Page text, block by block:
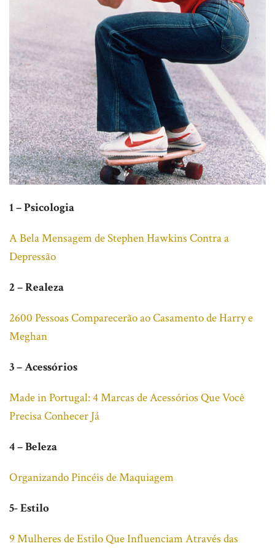
1 – Psicologia
A Bela Mensagem de Stephen Hawkins Contra a
Depressão
2 – Realeza
2600 Pessoas Comparecerão ao Casamento de Harry e
Meghan
3 – Acessórios
Made in Portugal: 4 Marcas de Acessórios Que Você
Precisa Conhecer Já
4 – Beleza
Organizando Pincéis de Maquiagem
5- Estilo
9 Mulheres de Estilo Que Influenciam Através das